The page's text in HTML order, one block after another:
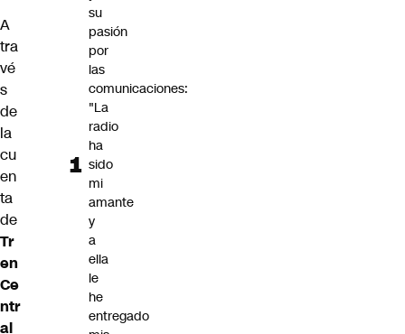
A
tra
vé
s
de
la
cu
en
ta
de
Tr
en
Ce
ntr
al
su
pasión
por
las
comunicaciones:
"La
radio
ha
sido
mi
amante
y
a
ella
le
he
entregado